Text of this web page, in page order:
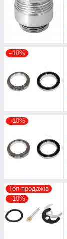
–10%
–10%
Топ продажів
–10%